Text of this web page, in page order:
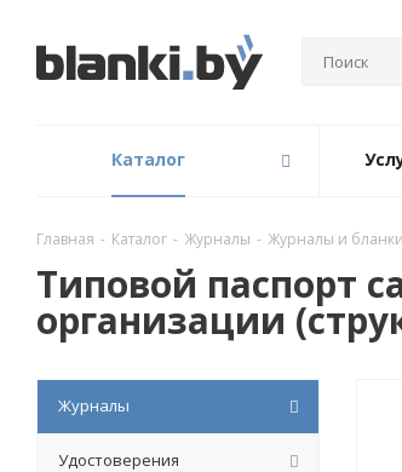
Каталог
Главная - Каталог - Журналы - Журналы и
Типовой паспорт
организации
Журналы
Удостоверения